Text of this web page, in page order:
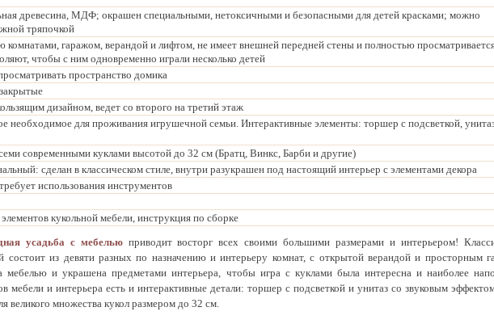
древесина, МДФ; окрашен специальными, нетоксичными и безопасными для детей красками; можно
тряпочкой
комнатами, гаражом, верандой и лифтом, не имеет внешней передней стены и полностью
чтобы с ним одновременно играли несколько детей
пространство домика
дизайном, ведет со второго на третий этаж
необходимое для проживания игрушечной семьи. Интерактивные элементы: торшер с подсветкой,
современными куклами высотой до 32 см (Братц, Винкс, Барби и другие)
сделан в классическом стиле, внутри разукрашен под настоящий интерьер с элементами декора
использования инструментов
кукольной мебели, инструкция по сборке
усадьба с мебелью приводит восторг всех своими большими размерами и интерьером!
состоит из девяти разных по назначению и интерьеру комнат, с открытой верандой и просторным
мебелью и украшена предметами интерьера, чтобы игра с куклами была интересна и наиболее
и интерьера есть и интерактивные детали: торшер с подсветкой и унитаз со звуковым
множества кукол размером до 32 см.